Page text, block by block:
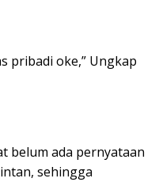
pribadi oke,” Ungkap
belum ada pernyataan
sehingga